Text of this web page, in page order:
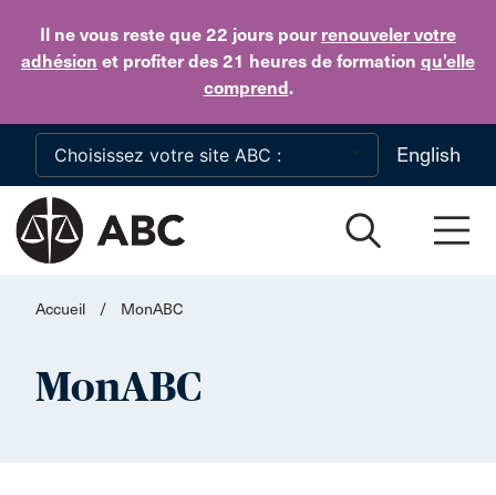
Il ne vous reste que 22 jours pour renouveler votre
adhésion et profiter des 21 heures de formation qu’elle
comprend.
Skip to main content
English
Accueil / MonABC
MonABC